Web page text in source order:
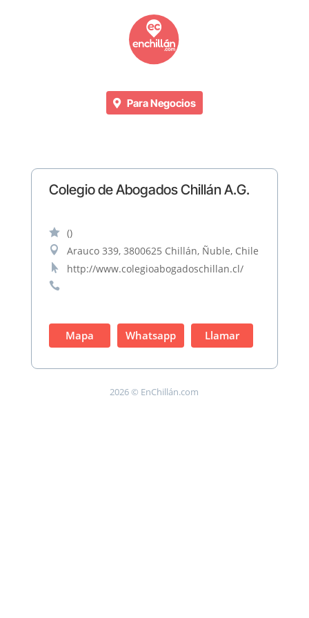
Para Negocios
Colegio de Abogados Chillán A.G.
 ()
 Arauco 339, 3800625 Chillán, Ñuble, Chile
 http://www.colegioabogadoschillan.cl/

Mapa Whatsapp Llamar
2026 © EnChillán.com